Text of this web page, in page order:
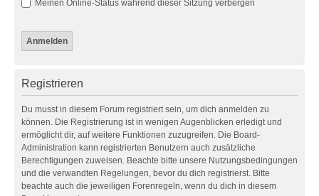
Meinen Online-Status während dieser Sitzung verbergen
Registrieren
Du musst in diesem Forum registriert sein, um dich anmelden zu
können. Die Registrierung ist in wenigen Augenblicken erledigt und
ermöglicht dir, auf weitere Funktionen zuzugreifen. Die Board-
Administration kann registrierten Benutzern auch zusätzliche
Berechtigungen zuweisen. Beachte bitte unsere Nutzungsbedingungen
und die verwandten Regelungen, bevor du dich registrierst. Bitte
beachte auch die jeweiligen Forenregeln, wenn du dich in diesem